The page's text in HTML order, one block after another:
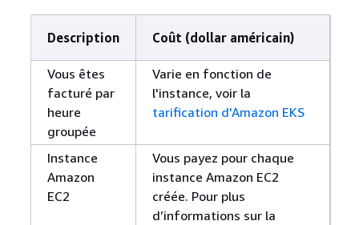
Description Coût (dollar américain)
Vous êtes
facturé par
heure
groupée
Varie en fonction de
l'instance, voir la
tarification d'Amazon EKS
Instance
Amazon
EC2
Vous payez pour chaque
instance Amazon EC2
créée. Pour plus
d’informations sur la